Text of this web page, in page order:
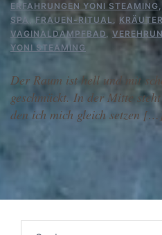
ERFAHRUNGEN YONI STEAMING,
SPA ,FRAUEN-RITUAL ,
VAGINALDAMPFBAD,
YONI STEAMING
Der Raum ist hell und mit
geschmückt. In der Mitte
den ich mich gleich setzen